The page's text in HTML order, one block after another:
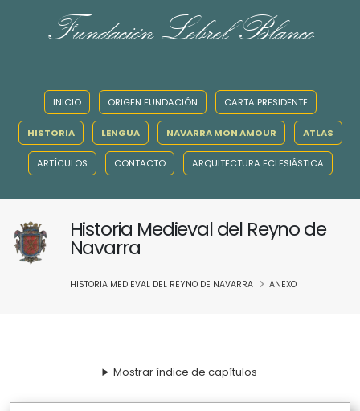
Fundación Lebrel Blanco
INICIO ORIGEN FUNDACIÓN CARTA PRESIDENTE
HISTORIA LENGUA NAVARRA MON AMOUR ATLAS
ARTÍCULOS CONTACTO ARQUITECTURA ECLESIÁSTICA
Historia Medieval del Reyno de
Navarra
HISTORIA MEDIEVAL DEL REYNO DE NAVARRA ANEXO
Mostrar índice de capítulos